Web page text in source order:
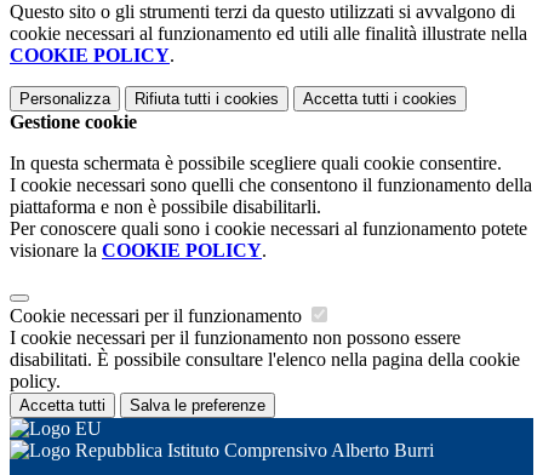
Questo sito o gli strumenti terzi da questo utilizzati si avvalgono di
cookie necessari al funzionamento ed utili alle finalità illustrate nella
COOKIE POLICY.
Personalizza Rifiuta tutti i cookies Accetta tutti i cookies
Gestione cookie
In questa schermata è possibile scegliere quali cookie consentire.
I cookie necessari sono quelli che consentono il funzionamento della
piattaforma e non è possibile disabilitarli.
Per conoscere quali sono i cookie necessari al funzionamento potete
visionare la COOKIE POLICY.
Cookie necessari per il funzionamento
I cookie necessari per il funzionamento non possono essere
disabilitati. È possibile consultare l'elenco nella pagina della cookie
policy.
Accetta tutti Salva le preferenze
Istituto Comprensivo Alberto Burri